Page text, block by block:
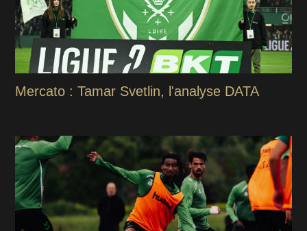
Mercato : Tamar Svetlin, l'analyse DATA